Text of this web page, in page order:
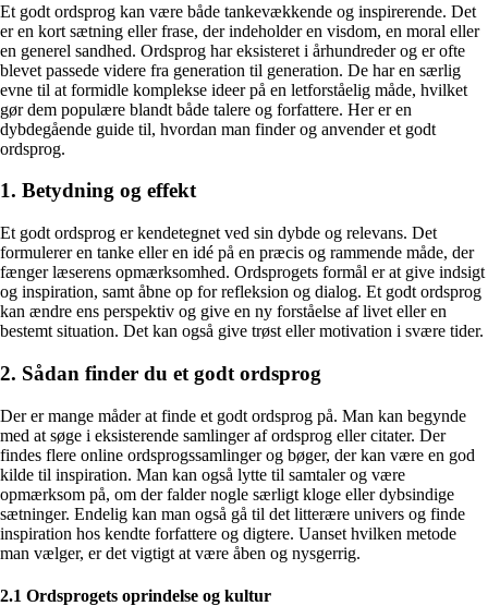
Et godt ordsprog kan være både tankevækkende og inspirerende. Det
er en kort sætning eller frase, der indeholder en visdom, en moral eller
en generel sandhed. Ordsprog har eksisteret i århundreder og er ofte
blevet passede videre fra generation til generation. De har en særlig
evne til at formidle komplekse ideer på en letforståelig måde, hvilket
gør dem populære blandt både talere og forfattere. Her er en
dybdegående guide til, hvordan man finder og anvender et godt
ordsprog.
1. Betydning og effekt
Et godt ordsprog er kendetegnet ved sin dybde og relevans. Det
formulerer en tanke eller en idé på en præcis og rammende måde, der
fænger læserens opmærksomhed. Ordsprogets formål er at give indsigt
og inspiration, samt åbne op for refleksion og dialog. Et godt ordsprog
kan ændre ens perspektiv og give en ny forståelse af livet eller en
bestemt situation. Det kan også give trøst eller motivation i svære tider.
2. Sådan finder du et godt ordsprog
Der er mange måder at finde et godt ordsprog på. Man kan begynde
med at søge i eksisterende samlinger af ordsprog eller citater. Der
findes flere online ordsprogssamlinger og bøger, der kan være en god
kilde til inspiration. Man kan også lytte til samtaler og være
opmærksom på, om der falder nogle særligt kloge eller dybsindige
sætninger. Endelig kan man også gå til det litterære univers og finde
inspiration hos kendte forfattere og digtere. Uanset hvilken metode
man vælger, er det vigtigt at være åben og nysgerrig.
2.1 Ordsprogets oprindelse og kultur